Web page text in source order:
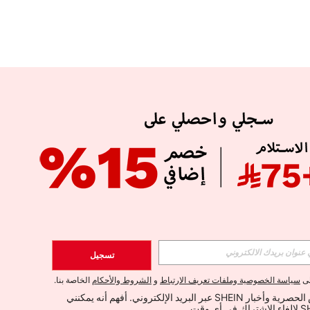
APP
الإشتراك
اشتراك
تسجيل
سياسة الخصوصية وملفات تعريف الارتباط و الشروط والأحكام الخاصة بنا.
أود تلقي العروض الحصرية وأخبار SHEIN عبر البريد الإلكتروني. أفهم أنه يمكنني